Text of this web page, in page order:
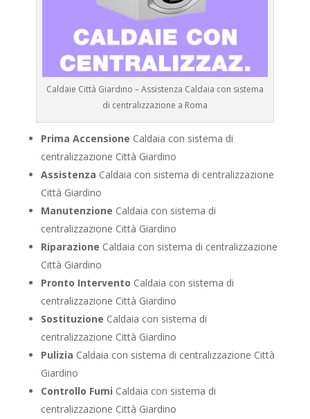
Caldaie Città Giardino – Assistenza Caldaia con sistema
di centralizzazione a Roma
Prima Accensione Caldaia con sistema di
centralizzazione Città Giardino
Assistenza Caldaia con sistema di centralizzazione
Città Giardino
Manutenzione Caldaia con sistema di
centralizzazione Città Giardino
Riparazione Caldaia con sistema di centralizzazione
Città Giardino
Pronto Intervento Caldaia con sistema di
centralizzazione Città Giardino
Sostituzione Caldaia con sistema di
centralizzazione Città Giardino
Pulizia Caldaia con sistema di centralizzazione Città
Giardino
Controllo Fumi Caldaia con sistema di
centralizzazione Città Giardino